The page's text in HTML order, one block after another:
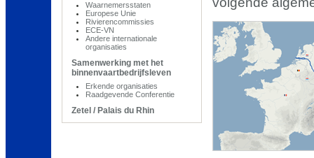
Waarnemersstaten
Europese Unie
Rivierencommissies
ECE-VN
Andere internationale
organisaties
Samenwerking met het
binnenvaartbedrijfsleven
Erkende organisaties
Raadgevende Conferentie
Zetel / Palais du Rhin